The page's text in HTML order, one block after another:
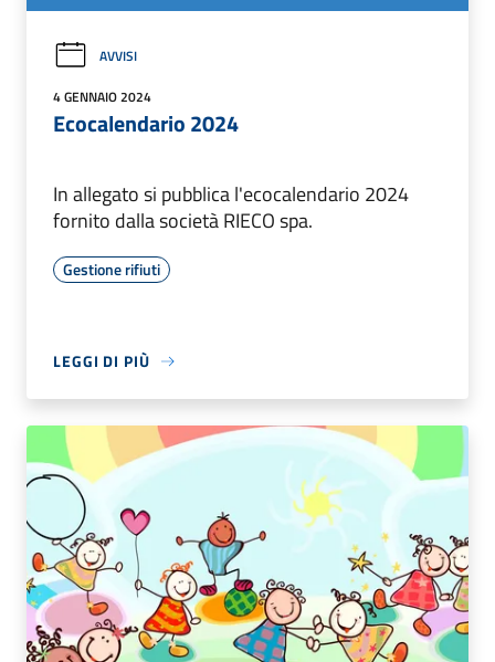
AVVISI
4 GENNAIO 2024
Ecocalendario 2024
In allegato si pubblica l'ecocalendario 2024
fornito dalla società RIECO spa.
Gestione rifiuti
LEGGI DI PIÙ